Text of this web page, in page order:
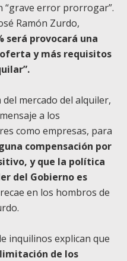
“grave error prorrogar”.
Ramón Zurdo,
será provocará una
y más requisitos
mercado del alquiler,
a los
como empresas, para
compensación por
y que la política
del Gobierno es
en los hombros de
inquilinos explican que
de los